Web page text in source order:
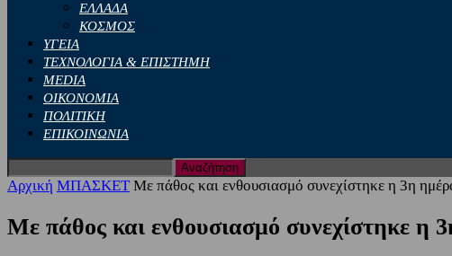
ΕΛΛΑΔΑ
ΚΟΣΜΟΣ
ΥΓΕΙΑ
ΤΕΧΝΟΛΟΓΙΑ & ΕΠΙΣΤΗΜΗ
MEDIA
ΟΙΚΟΝΟΜΙΑ
ΠΟΛΙΤΙΚΗ
ΕΠΙΚΟΙΝΩΝΙΑ
Αρχική ΜΠΑΣΚΕΤ Με πάθος και ενθουσιασμό συνεχίστηκε η 3η
Με πάθος και ενθουσιασμό συνεχίστηκε